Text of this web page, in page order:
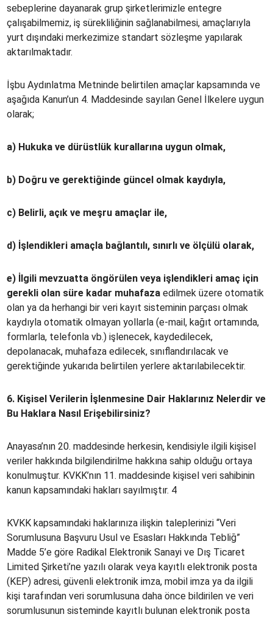
sebeplerine dayanarak grup şirketlerimizle entegre
çalışabilmemiz, iş sürekliliğinin sağlanabilmesi, amaçlarıyla
yurt dışındaki merkezimize standart sözleşme yapılarak
aktarılmaktadır.
İşbu Aydınlatma Metninde belirtilen amaçlar kapsamında ve
aşağıda Kanun’un 4. Maddesinde sayılan Genel İlkelere uygun
olarak;
a) Hukuka ve dürüstlük kurallarına uygun olmak,
b) Doğru ve gerektiğinde güncel olmak kaydıyla,
c) Belirli, açık ve meşru amaçlar ile,
d) İşlendikleri amaçla bağlantılı, sınırlı ve ölçülü olarak,
e) İlgili mevzuatta öngörülen veya işlendikleri amaç için
gerekli olan süre kadar muhafazaedilmek üzere otomatik
olan ya da herhangi bir veri kayıt sisteminin parçası olmak
kaydıyla otomatik olmayan yollarla (e-mail, kağıt ortamında,
formlarla, telefonla vb.) işlenecek, kaydedilecek,
depolanacak, muhafaza edilecek, sınıflandırılacak ve
gerektiğinde yukarıda belirtilen yerlere aktarılabilecektir.
6. Kişisel Verilerin İşlenmesine Dair Haklarınız Nelerdir ve
Bu Haklara Nasıl Erişebilirsiniz?
Anayasa’nın 20. maddesinde herkesin, kendisiyle ilgili kişisel
veriler hakkında bilgilendirilme hakkına sahip olduğu ortaya
konulmuştur. KVKK’nın 11. maddesinde kişisel veri sahibinin
kanun kapsamındaki hakları sayılmıştır. 4
KVKK kapsamındaki haklarınıza ilişkin taleplerinizi “Veri
Sorumlusuna Başvuru Usul ve Esasları Hakkında Tebliğ”
Madde 5’e göre Radikal Elektronik Sanayi ve Dış Ticaret
Limited Şirketi’ne yazılı olarak veya kayıtlı elektronik posta
(KEP) adresi, güvenli elektronik imza, mobil imza ya da ilgili
kişi tarafından veri sorumlusuna daha önce bildirilen ve veri
sorumlusunun sisteminde kayıtlı bulunan elektronik posta